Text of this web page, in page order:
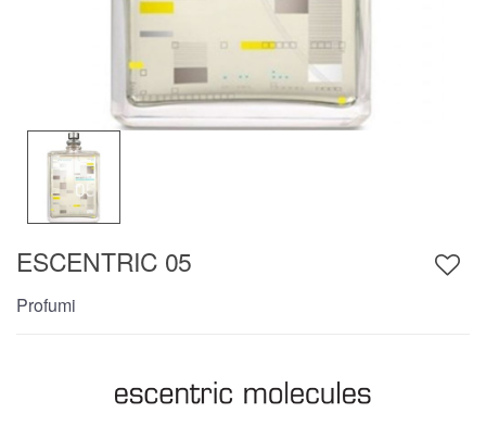
ESCENTRIC 05
Profumi